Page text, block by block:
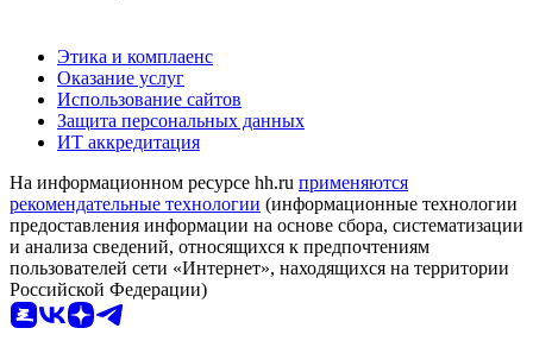
Этика и комплаенс
Оказание услуг
Использование сайтов
Защита персональных данных
ИТ аккредитация
На информационном ресурсе hh.ru применяются
рекомендательные технологии (информационные технологии
предоставления информации на основе сбора, систематизации
и анализа сведений, относящихся к предпочтениям
пользователей сети «Интернет», находящихся на территории
Российской Федерации)